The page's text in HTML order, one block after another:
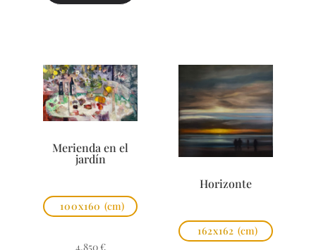
Merienda en el
jardín
100x160 (cm)
4.850 €
Horizonte
162x162 (cm)